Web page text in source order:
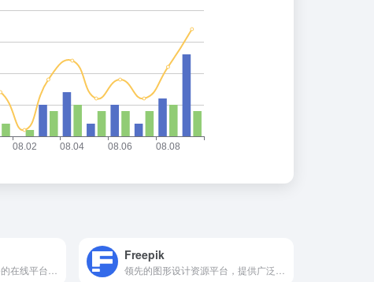
Freepik